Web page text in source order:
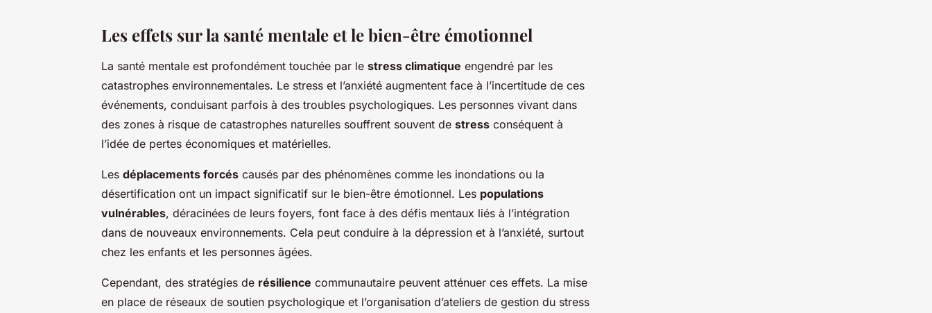
Les effets sur la santé mentale et le bien-être émotionnel
La santé mentale est profondément touchée par le stress climatique engendré par les
catastrophes environnementales. Le stress et l’anxiété augmentent face à l’incertitude de ces
événements, conduisant parfois à des troubles psychologiques. Les personnes vivant dans
des zones à risque de catastrophes naturelles souffrent souvent de stress conséquent à
l’idée de pertes économiques et matérielles.
Les déplacements forcés causés par des phénomènes comme les inondations ou la
désertification ont un impact significatif sur le bien-être émotionnel. Les populations
vulnérables, déracinées de leurs foyers, font face à des défis mentaux liés à l’intégration
dans de nouveaux environnements. Cela peut conduire à la dépression et à l’anxiété, surtout
chez les enfants et les personnes âgées.
Cependant, des stratégies de résilience communautaire peuvent atténuer ces effets. La mise
en place de réseaux de soutien psychologique et l’organisation d’ateliers de gestion du stress